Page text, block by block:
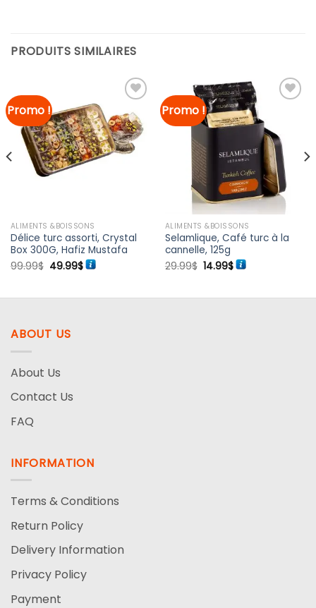
PRODUITS SIMILAIRES
Promo !
Ajouter à
la liste
de
ALIMENTS &BOISSONS
Délice turc assorti, Crystal
Box 300G, Hafiz Mustafa
99.99$ Le
prix
99.99$.
49.99$Le
prix
49.99$.
Promo !
Ajouter à
la liste
de
souhaits
ALIMENTS &BOISSONS
Selamlique, Café turc à la
cannelle, 125g
29.99$ Le
prix
29.99$.
14.99$Le
prix
14.99$.
ABOUT US
About Us
Contact Us
FAQ
INFORMATION
Terms & Conditions
Return Policy
Delivery Information
Privacy Policy
Payment